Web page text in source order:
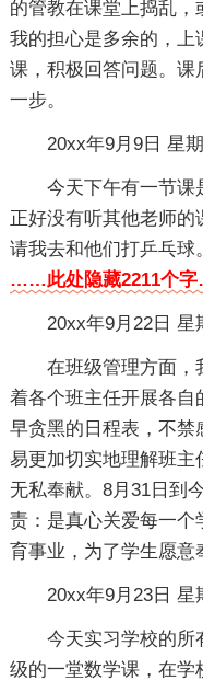
的管教在课堂上捣乱
我的担心是多余的，
课，积极回答问题。课
一步。
20xx年9月9日 星
今天下午有一节课
正好没有听其他老师
请我去和他们打乒乓
……此处隐藏2211个
20xx年9月22日 星
在班级管理方面，
着各个班主任开展各自
早贪黑的日程表，不禁
易更加切实地理解班主
无私奉献。8月31日到
责：是真心关爱每一个
育事业，为了学生愿意
20xx年9月23日 星
今天实习学校的所
级的一堂数学课，在学